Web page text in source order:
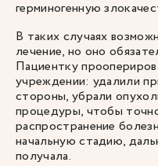
герминогенную
В таких случаях
лечение, но оно
Пациентку
учреждении: удалили
стороны, убрали
процедуры, чтобы
распространение
начальную стадию,
получала.